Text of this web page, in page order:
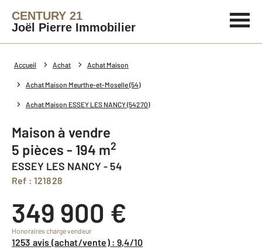
CENTURY 21
Joël Pierre Immobilier
Accueil Achat Achat Maison
Achat Maison Meurthe-et-Moselle (54)
Achat Maison ESSEY LES NANCY (54270)
Maison à vendre
5 pièces - 194 m2
ESSEY LES NANCY - 54
Ref : 121828
349 900 €
Honoraires charge vendeur
1253 avis (achat/vente) : 9,4/10